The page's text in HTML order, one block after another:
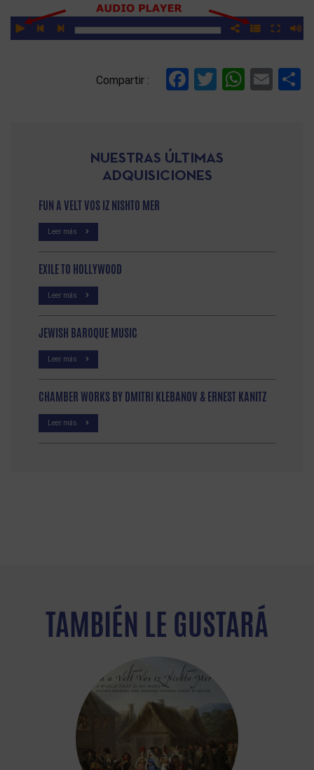
Compartir : Facebook
Twitter
NUESTRAS ÚLTIMAS
ADQUISICIONES
FUN A VELT VOS IZ NISHTO MER
Leer más
EXILE TO HOLLYWOOD
Leer más
JEWISH BAROQUE MUSIC
Leer más
CHAMBER WORKS BY DMITRI KLEBANOV & ERNEST KANITZ
Leer más
TAMBIÉN LE GUSTARÁ